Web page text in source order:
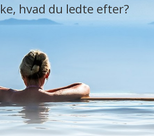
hvad du ledte efter?